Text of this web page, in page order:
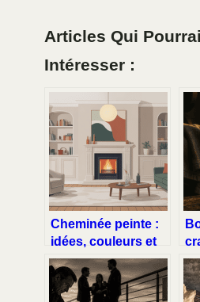
Articles Qui
Intéresser :
Cheminée peinte :
idées, couleurs et
conseils pour
métamorphoser
votre foyer